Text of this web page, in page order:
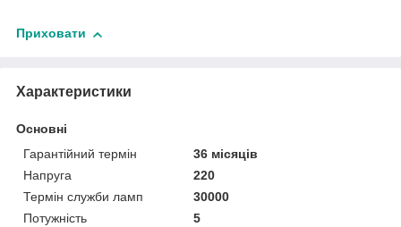
Приховати
Характеристики
Основні
Гарантійний термін
36 місяців
Напруга
220
Термін служби ламп
30000
Потужність
5